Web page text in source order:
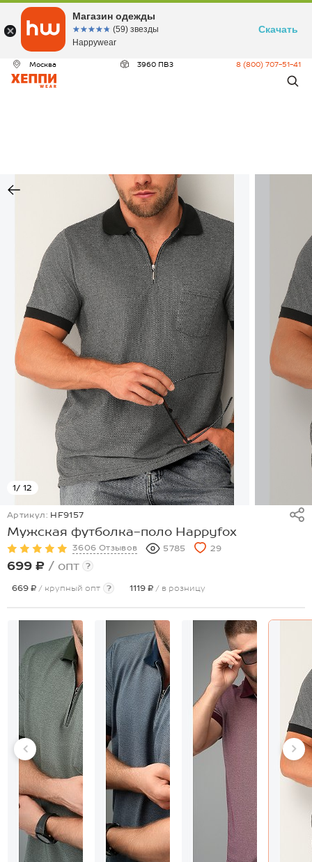
Москва 3960 ПВЗ 8 (800) 707-51-41
1/ 12
Артикул: HF9157
Мужская футболка-поло Happyfox
3606 Отзывов 5785 29
699 ₽ / опт ?
669 ₽ / крупный опт ? 1119 ₽ / в розницу
Магазин одежды
☆☆☆☆☆
★★★★★ (59) звезды
Happywear
Скачать